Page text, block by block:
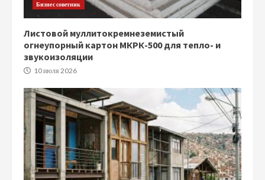
Бизнес советник
Листовой муллитокремнеземистый
огнеупорный картон МКРК-500 для тепло- и
звукоизоляции
10 июля 2026